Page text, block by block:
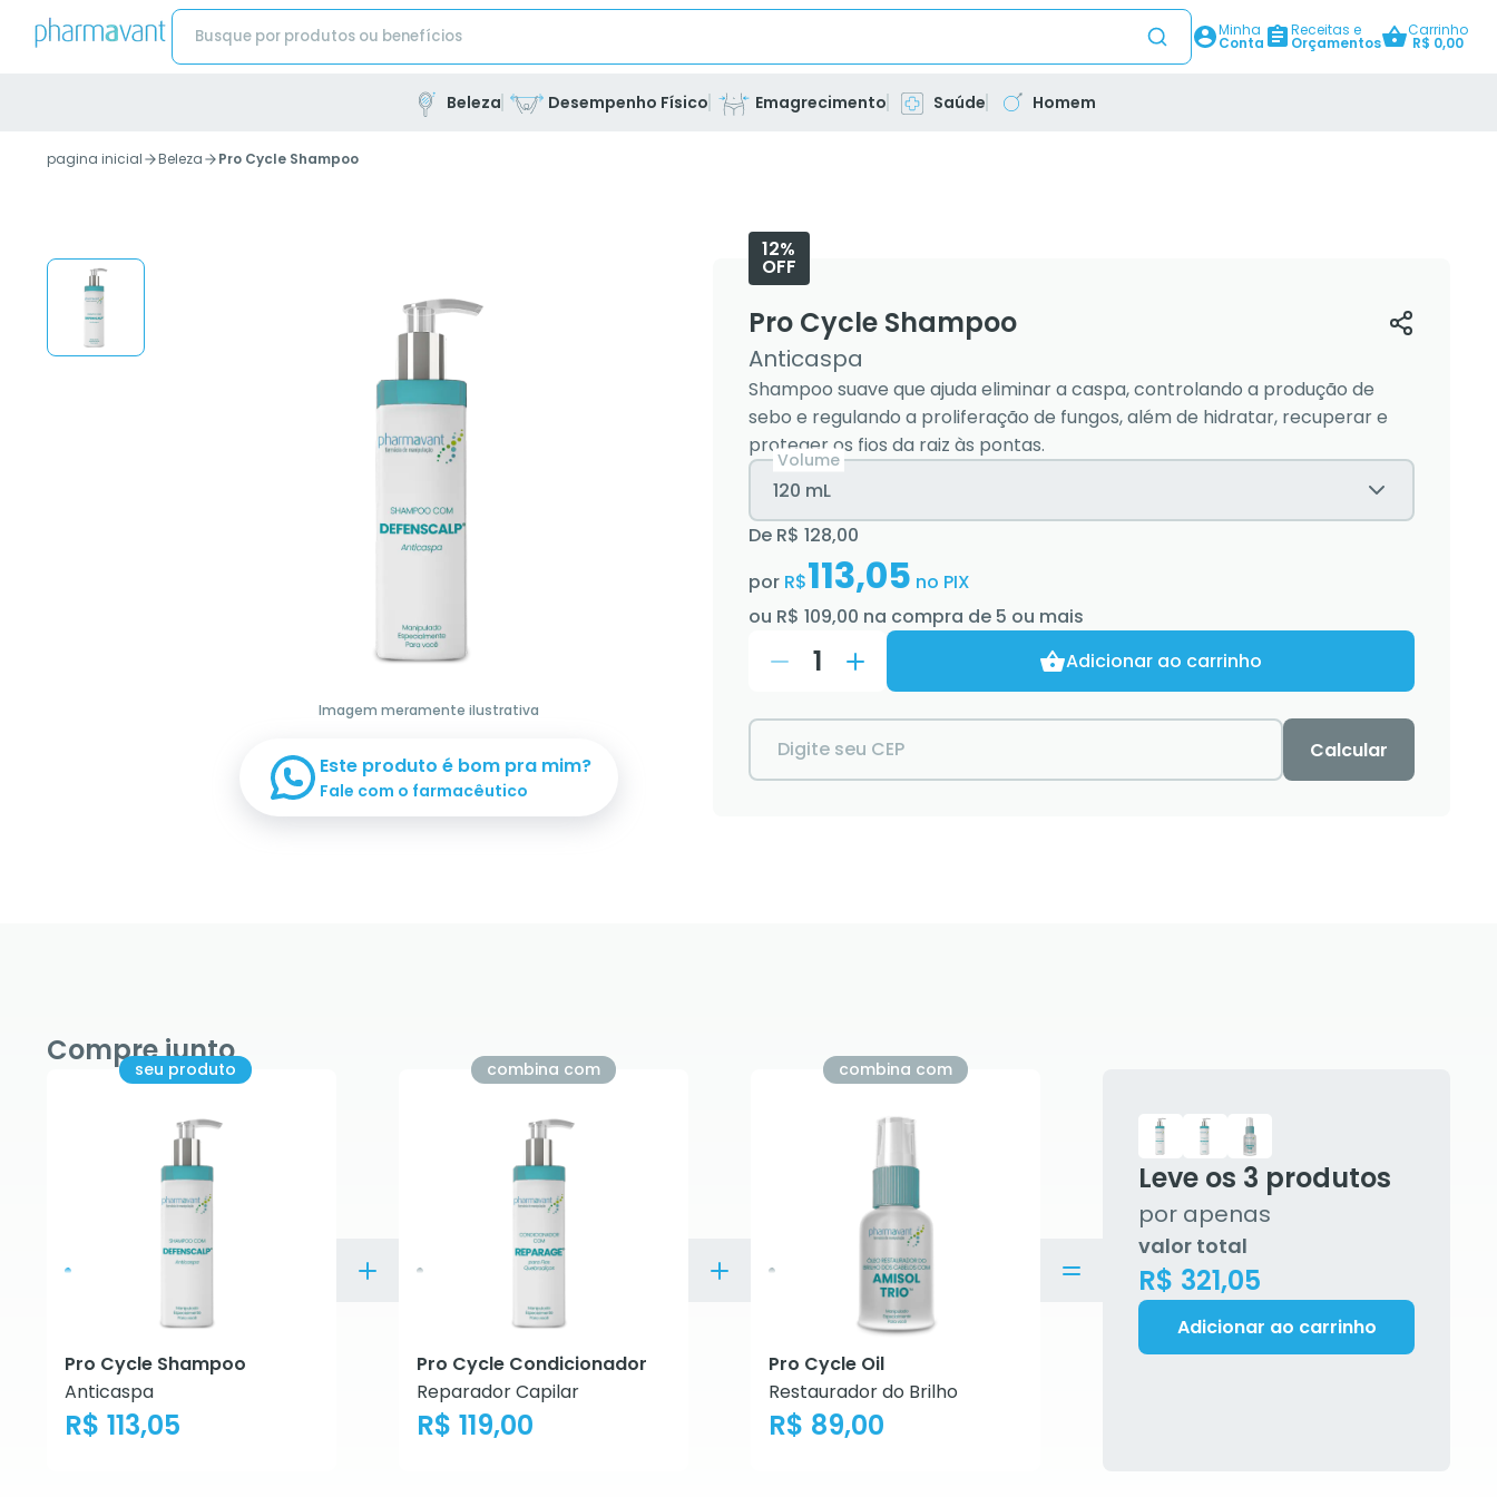
Minha
Conta
Receitas e
Orçamentos
Carrinho
R$ 0,00
Beleza Desempenho Físico Emagrecimento Saúde Homem
pagina inicial Beleza Pro Cycle Shampoo
Imagem meramente ilustrativa
Este produto é bom pra mim?
Fale com o farmacêutico
12%
OFF
Pro Cycle Shampoo
Anticaspa
Shampoo suave que ajuda eliminar a caspa, controlando a produção de
sebo e regulando a proliferação de fungos, além de hidratar, recuperar e
proteger os fios da raiz às pontas.
Volume
120 mL
De R$ 128,00
por R$113,05 no PIX
ou R$ 109,00 na compra de 5 ou mais
1 Adicionar ao carrinho
Digite seu CEP Calcular
Compre junto
seu produto
Pro Cycle Shampoo
Anticaspa
R$ 113,05
combina com
Pro Cycle Condicionador
Reparador Capilar
R$ 119,00
combina com
Pro Cycle Oil
Restaurador do Brilho
R$ 89,00
Leve os 3 produtos
por apenas
valor total
R$ 321,05
Adicionar ao carrinho